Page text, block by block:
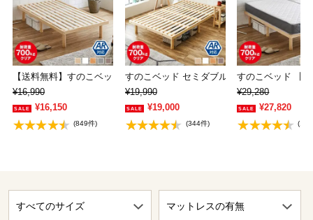
【送料無料】すのこベッド シングル 木製ベッド…
¥16,990
¥16,150
(849件)
すのこベッド セミダブル 木製ベッド フレー
¥19,990
¥19,000
(344件)
すのこベッド 【
¥29,280
¥27,820